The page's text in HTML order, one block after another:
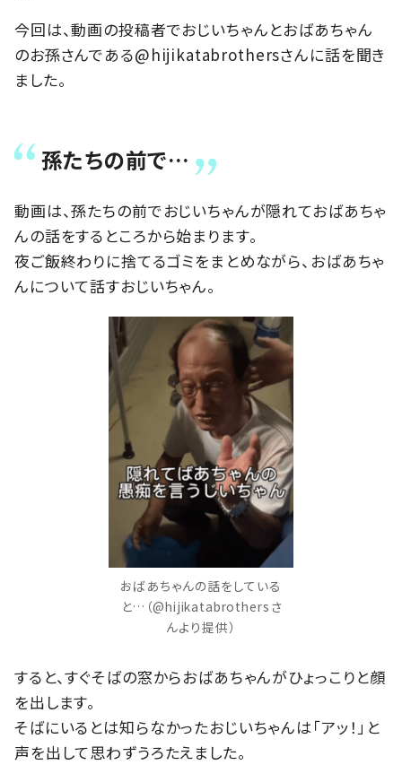
今回は、動画の投稿者でおじいちゃんとおばあちゃん
のお孫さんである@hijikatabrothersさんに話を聞き
ました。
孫たちの前で…
動画は、孫たちの前でおじいちゃんが隠れておばあちゃ
んの話をするところから始まります。
夜ご飯終わりに捨てるゴミをまとめながら、おばあちゃ
んについて話すおじいちゃん。
おばあちゃんの話をしている
と…（@hijikatabrothersさ
んより提供）
すると、すぐそばの窓からおばあちゃんがひょっこりと顔
を出します。
そばにいるとは知らなかったおじいちゃんは「アッ！」と
声を出して思わずうろたえました。